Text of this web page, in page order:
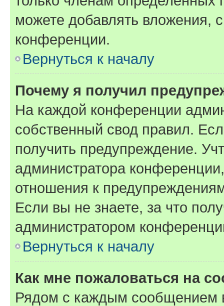
можете добавлять вложения,
конференции.
Вернуться к началу
Почему я получил
На каждой конференции
собственный свод правил.
получить предупреждение.
администратора
отношения к
Если вы не знаете, за что
администратором
Вернуться к началу
Как мне пожаловаться на
Рядом с каждым сообщением